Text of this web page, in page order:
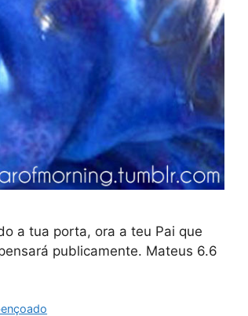
a tua porta, ora a teu Pai que
publicamente. Mateus 6.6